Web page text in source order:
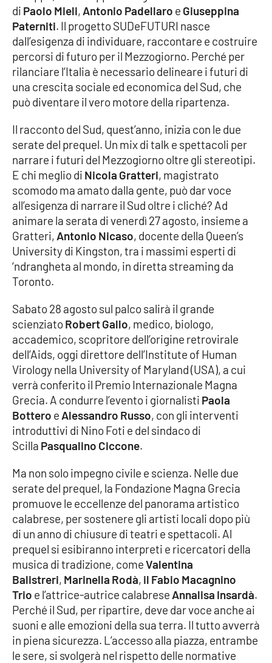
EDIZIONI
LOCALI
Catanzaro
Crotone
Vibo Valentia
Reggio Calabria
Cosenza
Lamezia Terme
PROGETTI
SPECIALI
Buona Sanità Calabria
LA
CALABRIAVISIONE
Destinazioni
Eventi
Food
Storie
LAC
NETWORK
Lacplay.it
Lactv.it
Laconair.it
Lacitymag.it
di Paolo Mieli, Antonio Padellaro e Giuseppina
Paterniti. Il progetto SUDeFUTURI nasce
dall’esigenza di individuare, raccontare e costruire
percorsi di futuro per il Mezzogiorno. Perché per
rilanciare l’Italia è necessario delineare i futuri di
una crescita sociale ed economica del Sud, che
può diventare il vero motore della ripartenza.
Il racconto del Sud, quest’anno, inizia con le due
serate del prequel. Un mix di talk e spettacoli per
narrare i futuri del Mezzogiorno oltre gli stereotipi.
E chi meglio di Nicola Gratteri, magistrato
scomodo ma amato dalla gente, può dar voce
all’esigenza di narrare il Sud oltre i cliché? Ad
animare la serata di venerdì 27 agosto, insieme a
Gratteri, Antonio Nicaso, docente della Queen’s
University di Kingston, tra i massimi esperti di
‘ndrangheta al mondo, in diretta streaming da
Toronto.
Sabato 28 agosto sul palco salirà il grande
scienziatoRobert Gallo, medico, biologo,
accademico, scopritore dell’origine retrovirale
dell’Aids, oggi direttore dell’Institute of Human
Virology nella University of Maryland (USA), a cui
verrà conferito il Premio Internazionale Magna
Grecia. A condurre l’evento i giornalisti Paola
Bottero e Alessandro Russo, con gli interventi
introduttivi di Nino Foti e del sindaco di
Scilla Pasqualino Ciccone.
Ma non solo impegno civile e scienza. Nelle due
serate del prequel, la Fondazione Magna Grecia
promuove le eccellenze del panorama artistico
calabrese, per sostenere gli artisti locali dopo più
di un anno di chiusure di teatri e spettacoli. Al
prequel si esibiranno interpreti e ricercatori della
musica di tradizione, comeValentina
Balistreri, Marinella Rodà, il Fabio Macagnino
Trio e l’attrice-autrice calabrese Annalisa Insardà.
Perché il Sud, per ripartire, deve dar voce anche ai
suoni e alle emozioni della sua terra. Il tutto avverrà
in piena sicurezza. L’accesso alla piazza, entrambe
le sere, si svolgerà nel rispetto delle normative